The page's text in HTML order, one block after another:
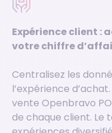
Expérience client :
votre chiffre
Centralisez les
l’expérience
vente Openbravo
de chaque client.